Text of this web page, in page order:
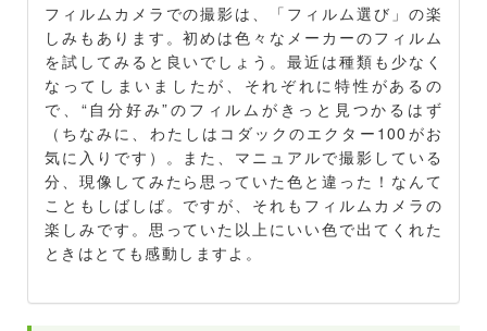
フィルムカメラでの撮影は、「フィルム選び」の楽
しみもあります。初めは色々なメーカーのフィルム
を試してみると良いでしょう。最近は種類も少なく
なってしまいましたが、それぞれに特性があるの
で、“自分好み”のフィルムがきっと見つかるはず
（ちなみに、わたしはコダックのエクター100がお
気に入りです）。また、マニュアルで撮影している
分、現像してみたら思っていた色と違った！なんて
こともしばしば。ですが、それもフィルムカメラの
楽しみです。思っていた以上にいい色で出てくれた
ときはとても感動しますよ。